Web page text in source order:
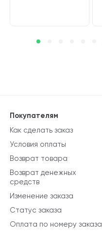
Покупателям
Как сделать заказ
Условия оплаты
Возврат товара
Возврат денежных
средств
Изменение заказа
Статус заказа
Оплата по номеру заказа